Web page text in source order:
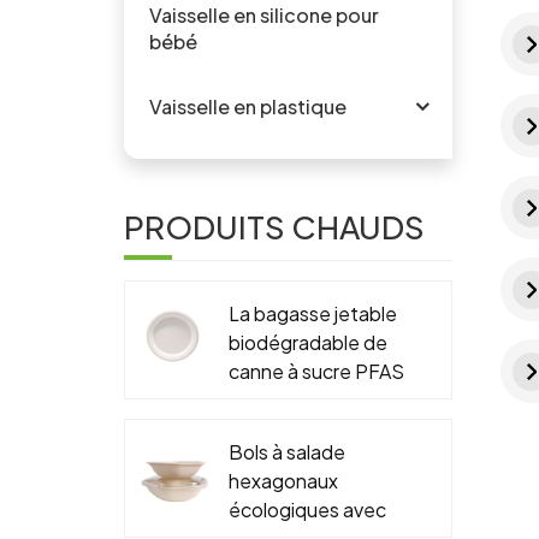
Vaisselle en silicone pour
bébé
Vaisselle en plastique
PRODUITS CHAUDS
La bagasse jetable
biodégradable de
canne à sucre PFAS
Bols à salade
hexagonaux
écologiques avec